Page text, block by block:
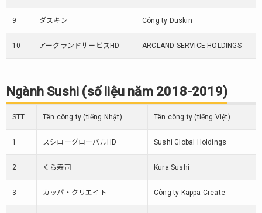
9 ダスキン Công ty Duskin
10 アークランドサービスHD ARCLAND SERVICE HOLDINGS
Ngành Sushi (số liệu năm 2018-2019)
STT Tên công ty (tiếng Nhật) Tên công ty (tiếng Việt)
1 スシローグローバルHD Sushi Global Holdings
2 くら寿司 Kura Sushi
3 カッパ・クリエイト Công ty Kappa Create